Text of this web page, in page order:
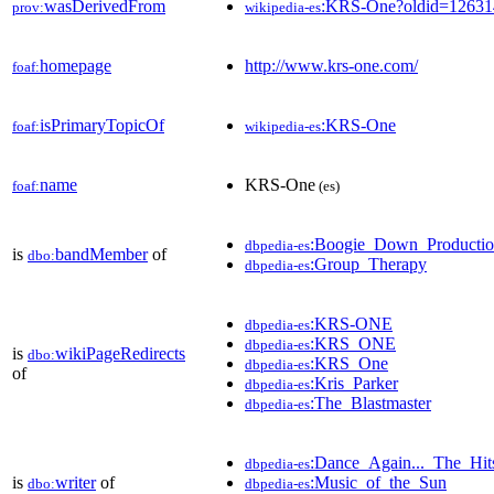
prov:wasDerivedFrom wikipedia-es:KRS-
foaf:homepage http://www.krs-one.com/
foaf:isPrimaryTopicOf wikipedia-es:KRS-One
foaf:name KRS-One (es)
is dbo:bandMemberof dbpedia-es
dbpedia-es:Group_Therapy
is dbo:wikiPageRedirects
of
dbpedia-es:KRS-ONE
dbpedia-es:KRS_ONE
dbpedia-es:KRS_One
dbpedia-es:Kris_Parker
dbpedia-es:The_Blastmaster
is dbo:writerof
dbpedia-es
dbpedia-es:Music_of_the_Sun